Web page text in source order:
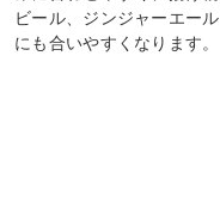
ビール、ジンジャーエー
にも合いやすくなります。